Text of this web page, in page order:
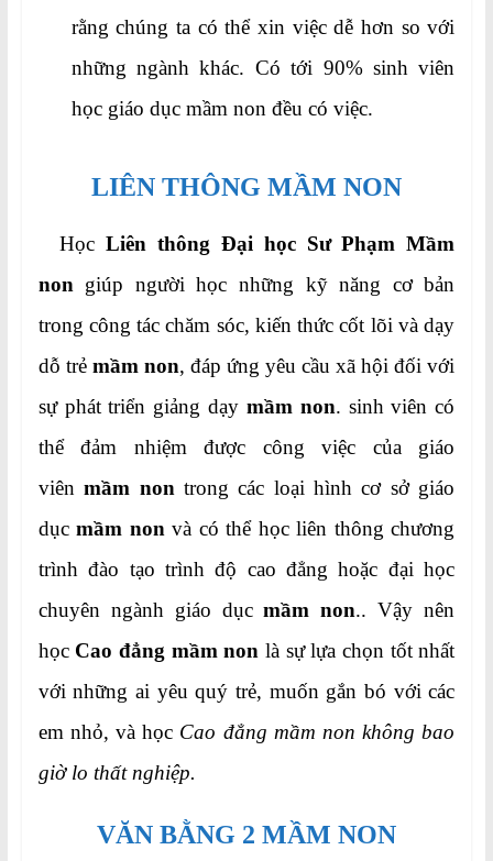
rằng chúng ta có thể xin việc dễ hơn so với
những ngành khác. Có tới 90% sinh viên
học giáo dục mầm non đều có việc.
LIÊN THÔNG MẦM NON
Học Liên thông Đại học Sư Phạm Mầm
non giúp người học những kỹ năng cơ bản
trong công tác chăm sóc, kiến thức cốt lõi và dạy
dỗ trẻ mầm non, đáp ứng yêu cầu xã hội đối với
sự phát triển giảng dạy mầm non. sinh viên có
thể đảm nhiệm được công việc của giáo
viênmầm non trong các loại hình cơ sở giáo
dụcmầm nonvà có thể học liên thông chương
trình đào tạo trình độ cao đẳng hoặc đại học
chuyên ngành giáo dụcmầm non.. Vậy nên
học Cao đẳng mầm non là sự lựa chọn tốt nhất
với những ai yêu quý trẻ, muốn gắn bó với các
em nhỏ, và học Cao đẳng mầm non không bao
giờ lo thất nghiệp.
VĂN BẰNG 2 MẦM NON